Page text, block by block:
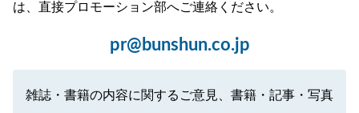
は、直接プロモーション部へご連絡ください。
pr@bunshun.co.jp
雑誌・書籍の内容に関するご意見、書籍・記事・写真